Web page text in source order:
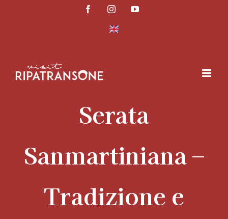
FacebookInstagramYouTube
Serata
Sanmartiniana –
Tradizione e